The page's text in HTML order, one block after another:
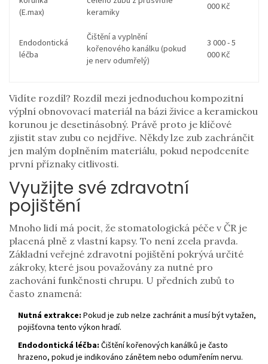
(E.max)
keramiky
000 Kč
Endodontická
léčba
Čištění a vyplnění
kořenového kanálku (pokud
je nerv odumřelý)
3 000 - 5
000 Kč
Vidíte rozdíl? Rozdíl mezi jednoduchou kompozitní
výplní obnovovací materiál na bázi živice a keramickou
korunou je desetinásobný. Právě proto je klíčové
zjistit stav zubu co nejdříve. Někdy lze zub zachránčit
jen malým doplněním materiálu, pokud nepodceníte
první příznaky citlivosti.
Využijte své zdravotní
pojištění
Mnoho lidí má pocit, že stomatologická péče v ČR je
placená plně z vlastní kapsy. To není zcela pravda.
Základní veřejné zdravotní pojištění pokrývá určité
zákroky, které jsou považovány za nutné pro
zachování funkčnosti chrupu. U předních zubů to
často znamená:
Nutná extrakce: Pokud je zub nelze zachránit a musí být vytažen,
pojišťovna tento výkon hradí.
Endodontická léčba: Čištění kořenových kanálků je často
hrazeno, pokud je indikováno zánětem nebo odumřením nervu.